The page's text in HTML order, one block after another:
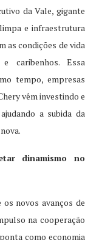
da Vale, gigante
e infraestrutura
as condições de vida
caribenhos. Essa
tempo, empresas
vêm investindo e
a subida da
dinamismo no
novos avanços de
na cooperação
como economia